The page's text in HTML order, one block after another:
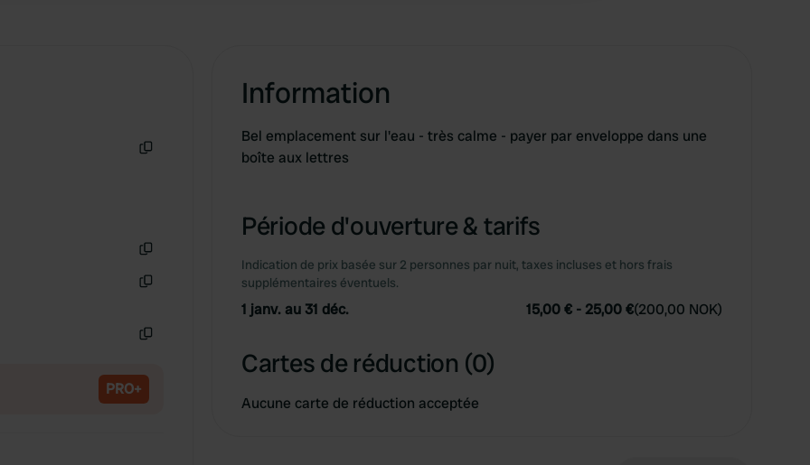
PRO+
Information
Bel emplacement sur l'eau - très calme - payer par enveloppe dans une
boîte aux lettres
Période d'ouverture & tarifs
Indication de prix basée sur 2 personnes par nuit, taxes incluses et hors frais
supplémentaires éventuels.
1 janv. au 31 déc. 15,00 € - 25,00 €(200,00 NOK)
Cartes de réduction (0)
Aucune carte de réduction acceptée